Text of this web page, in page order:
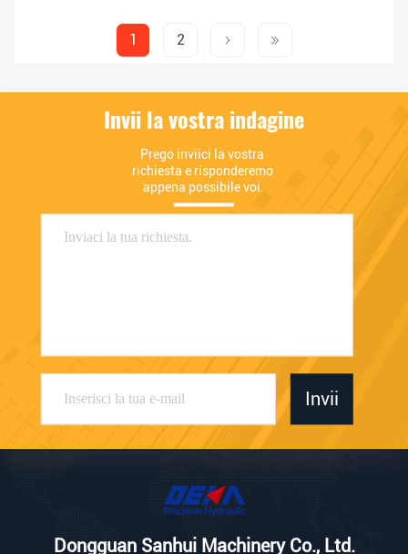
1 2
Invii la vostra indagine
Prego inviici la vostra
richiesta e risponderemo
appena possibile voi.
Invii
Dongguan Sanhui Machinery Co., Ltd.